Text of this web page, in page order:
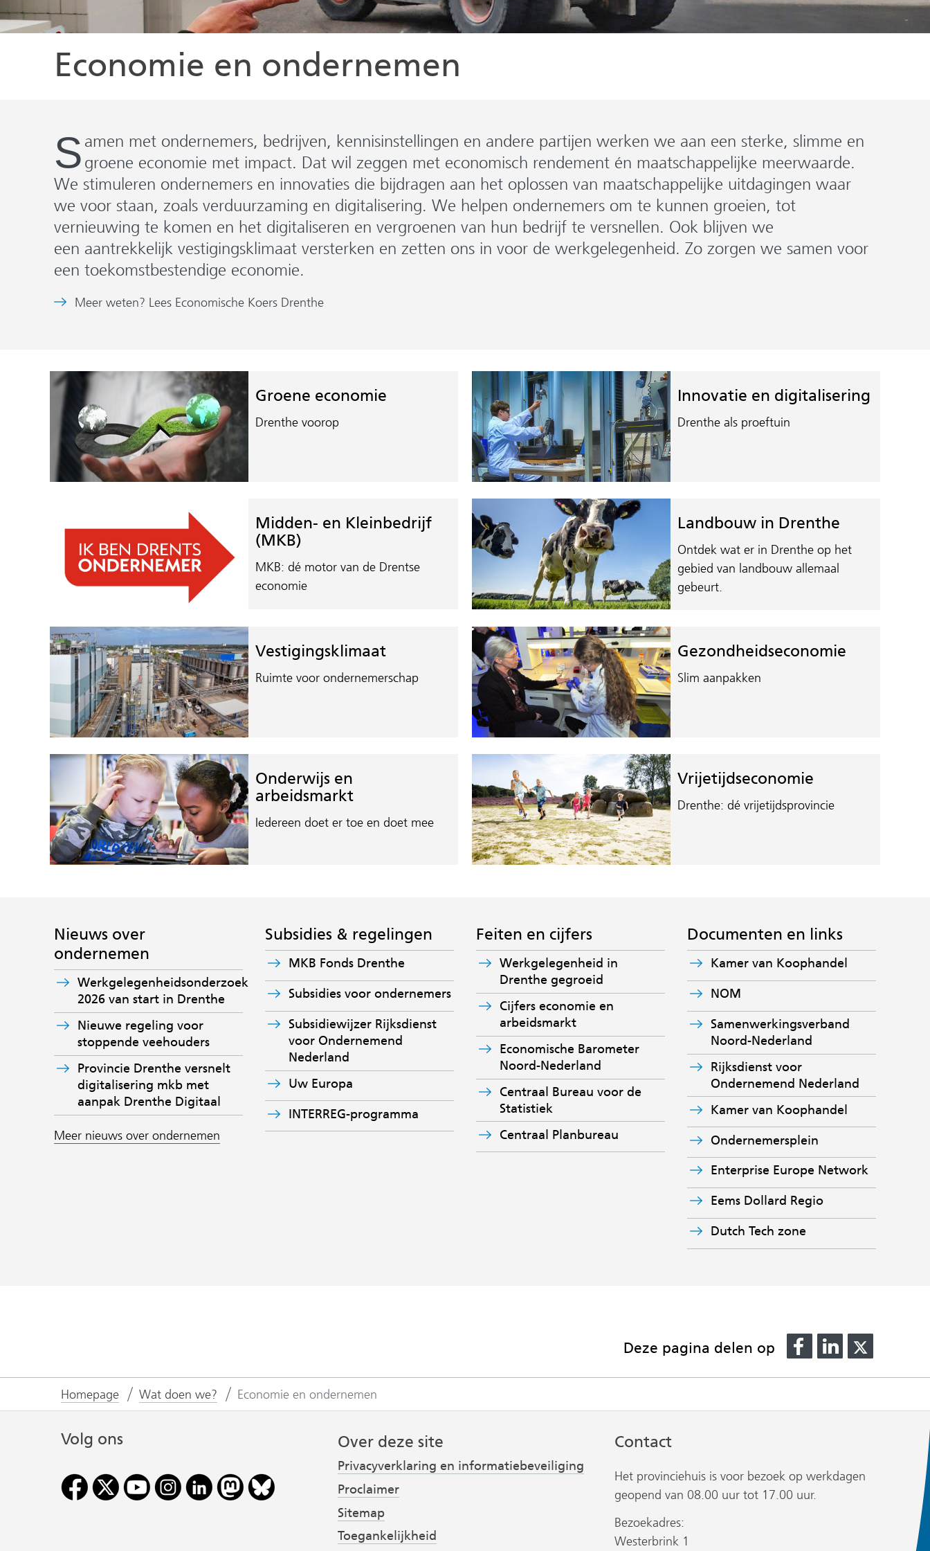
Economie en ondernemen
S amen met ondernemers, bedrijven, kennisinstellingen en andere partijen werken we aan een sterke, slimme en
groene economie met impact. Dat wil zeggen met economisch rendement én maatschappelijke meerwaarde.
We stimuleren ondernemers en innovaties die bijdragen aan het oplossen van maatschappelijke uitdagingen waar
we voor staan, zoals verduurzaming en digitalisering. We helpen ondernemers om te kunnen groeien, tot
vernieuwing te komen en het digitaliseren en vergroenen van hun bedrijf te versnellen. Ook blijven we
een aantrekkelijk vestigingsklimaat versterken en zetten ons in voor de werkgelegenheid. Zo zorgen we samen voor
een toekomstbestendige economie.
Meer weten? Lees Economische Koers Drenthe
Groene economie
Drenthe voorop
Innovatie en digitalisering
Drenthe als proeftuin
Midden- en Kleinbedrijf
(MKB)
MKB: dé motor van de Drentse
economie
Landbouw in Drenthe
Ontdek wat er in Drenthe op het
gebied van landbouw allemaal
gebeurt.
Vestigingsklimaat
Ruimte voor ondernemerschap
Gezondheidseconomie
Slim aanpakken
Onderwijs en
arbeidsmarkt
Iedereen doet er toe en doet mee
Vrijetijdseconomie
Drenthe: dé vrijetijdsprovincie
Nieuws over
ondernemen
Werkgelegenheidsonderzoek
2026 van start in Drenthe
Nieuwe regeling voor
stoppende veehouders
Provincie Drenthe versnelt
digitalisering mkb met
aanpak Drenthe Digitaal
Meer nieuws over ondernemen
Subsidies & regelingen
MKB Fonds Drenthe(verwijst
naar
een
andere
website)
Subsidies voor ondernemers(verwijst
naar
andere
Subsidiewijzer Rijksdienst
voor Ondernemend
Nederland
naar
een
website)
Uw Europa
naar
een
andere
INTERREG-programma
Feiten en cijfers
Werkgelegenheid in
Drenthe gegroeid
Cijfers economie en
arbeidsmarkt
Economische Barometer
Noord-Nederland
Centraal Bureau voor de
Statistiek
naar
een
Centraal Planbureau
naar
Documenten en links
Kamer van Koophandel
naar
andere
website)
NOM
naar
een
andere
website)
Samenwerkingsverband
Noord-Nederland
naar
andere
website)
Rijksdienst voor
Ondernemend Nederland
naar
Kamer van Koophandel
naar
andere
website)
Ondernemersplein
naar
een
andere
website)
Enterprise Europe Network(verwijst
naar
andere
Eems Dollard Regio(verwijst
naar
andere
Dutch Tech zone(verwijst
naar
Deze pagina delen op
Delen
op
Facebook
naar
website)
Delen
op
LinkedIn
naar
website)
op
X
naar
Homepage Wat doen we? Economie en ondernemen
Volg ons Over deze site
Privacyverklaring en informatiebeveiliging
Proclaimer
Sitemap
Toegankelijkheid
Contact
Het provinciehuis is voor bezoek op werkdagen
geopend van 08.00 uur tot 17.00 uur.
Bezoekadres:
Westerbrink 1